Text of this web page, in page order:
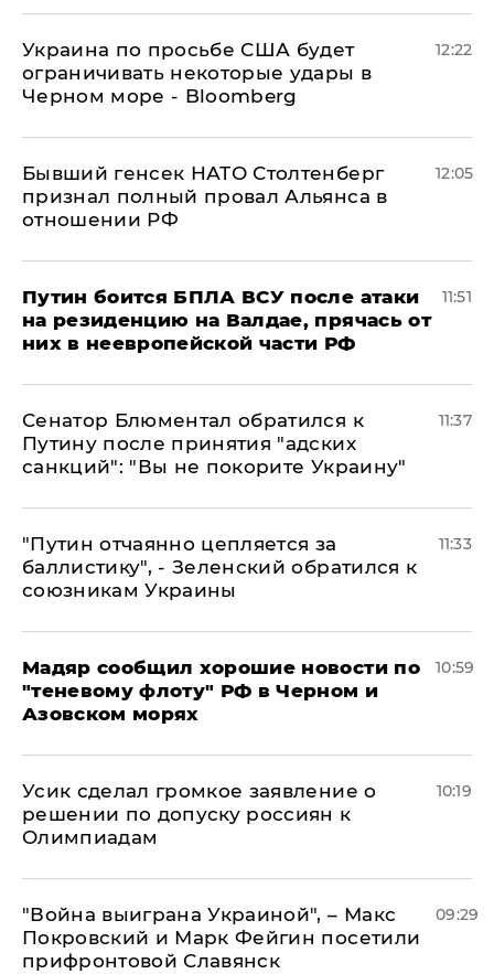
Украина по просьбе США будет
ограничивать некоторые удары в
Черном море - Bloomberg
12:22
Бывший генсек НАТО Столтенберг
признал полный провал Альянса в
отношении РФ
12:05
Путин боится БПЛА ВСУ после атаки
на резиденцию на Валдае, прячась от
них в неевропейской части РФ
11:51
Сенатор Блюментал обратился к
Путину после принятия "адских
санкций": "Вы не покорите Украину"
11:37
"Путин отчаянно цепляется за
баллистику", - Зеленский обратился к
союзникам Украины
11:33
Мадяр сообщил хорошие новости по
"теневому флоту" РФ в Черном и
Азовском морях
10:59
Усик сделал громкое заявление о
решении по допуску россиян к
Олимпиадам
10:19
"Война выиграна Украиной", – Макс
Покровский и Марк Фейгин посетили
прифронтовой Славянск
09:29